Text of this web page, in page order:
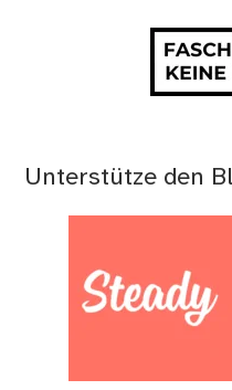
Unterstütze den